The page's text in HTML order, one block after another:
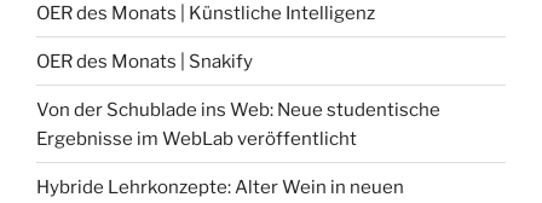
OER des Monats | Künstliche Intelligenz
OER des Monats | Snakify
Von der Schublade ins Web: Neue studentische
Ergebnisse im WebLab veröffentlicht
Hybride Lehrkonzepte: Alter Wein in neuen